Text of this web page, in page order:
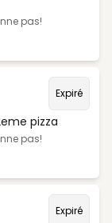
pas!
Expiré
pizza
pas!
Expiré